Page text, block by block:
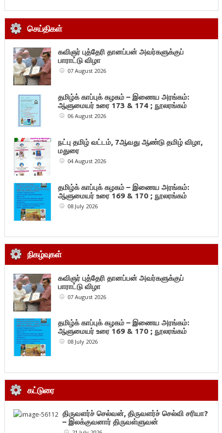
செய்திகள்
கவிஞர் புத்தேரி தானப்பன் அவர்களுக்குப்
பாராட்டு விழா
07 August 2026
தமிழ்க் காப்புக் கழகம் – இணைய அரங்கம்:
ஆளுமையர் உரை 173 & 174 ; நூலரங்கம்
06 August 2026
நட்பு தமிழ் வட்டம், 7ஆவது ஆண்டு தமிழ் விழா,
மதுரை
04 August 2026
தமிழ்க் காப்புக் கழகம் – இணைய அரங்கம்:
ஆளுமையர் உரை 169 & 170 ; நூலரங்கம்
08 July 2026
நிகழ்வுகள்
கவிஞர் புத்தேரி தானப்பன் அவர்களுக்குப்
பாராட்டு விழா
07 August 2026
தமிழ்க் காப்புக் கழகம் – இணைய அரங்கம்:
ஆளுமையர் உரை 169 & 170 ; நூலரங்கம்
08 July 2026
கட்டுரை
திருவளர்ச் செல்வன், திருவளர்ச் செல்வி சரியா?
– இலக்குவனார் திருவள்ளுவன்